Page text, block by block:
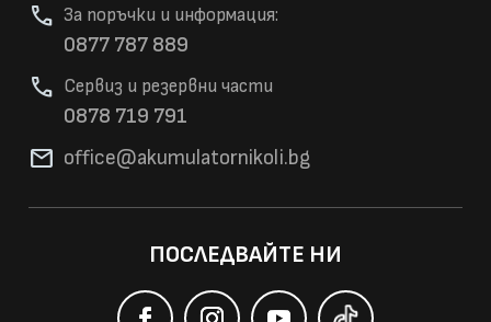
За поръчки и информация:
phone
0877 787 889
Сервиз и резервни части
phone
0878 719 791
mail office@akumulatornikoli.bg
ПОСЛЕДВАЙТЕ НИ